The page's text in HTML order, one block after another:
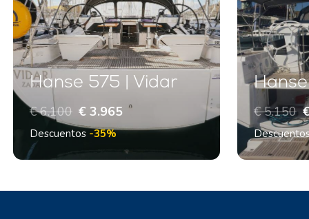
Hanse 575 | Vidar
€ 6.100 € 3.965
Descuentos -35%
€ 5.150